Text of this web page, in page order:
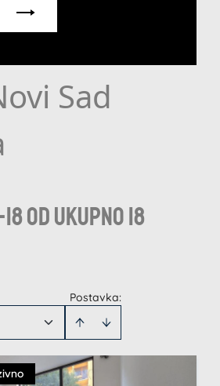
Sad
od ukupno 18
Postavka: